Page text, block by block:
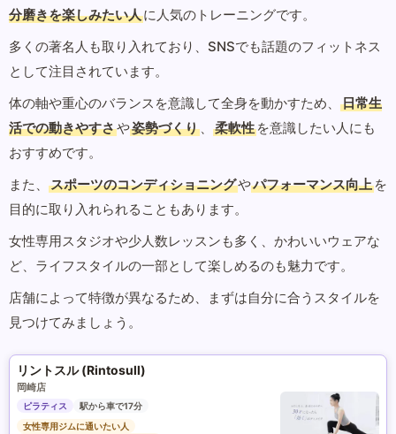
分磨きを楽しみたい人に人気のトレーニングです。
多くの著名人も取り入れており、SNSでも話題のフィットネス
として注目されています。
体の軸や重心のバランスを意識して全身を動かすため、
日常生
活での動きやすさや姿勢づくり 、 柔軟性 を意識したい人にも
おすすめです。
また、
スポーツのコンディショニングやパフォーマンス向上 を
目的に取り入れられることもあります。
女性専用スタジオや少人数レッスンも多く、かわいいウェアな
ど、ライフスタイルの一部として楽しめるのも魅力です。
店舗によって特徴が異なるため、まずは自分に合うスタイルを
見つけてみましょう。
リントスル (Rintosull)
岡崎店
ピラティス
駅から車で17分
女性専用ジムに通いたい人